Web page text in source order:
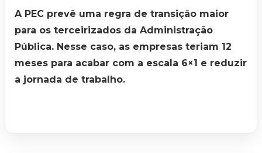
A PEC prevê uma regra de transição maior
para os terceirizados da Administração
Pública. Nesse caso, as empresas teriam 12
meses para acabar com a escala 6×1 e reduzir
a jornada de trabalho.